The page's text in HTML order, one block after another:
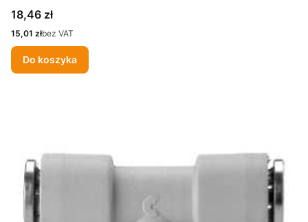
Cena
18,46 zł
Cena
15,01 złbez VAT
Do koszyka